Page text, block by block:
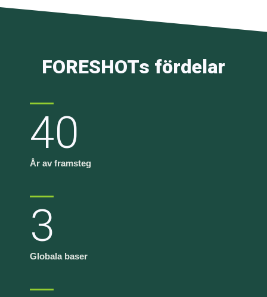
FORESHOTs fördelar
40
År av framsteg
3
Globala baser